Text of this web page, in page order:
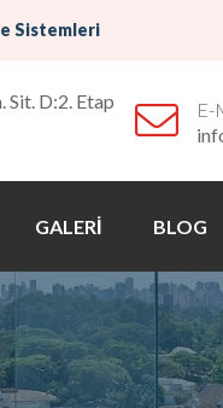
Sistemleri
Sit. D:2. Etap
E-
GALERİ BLOG